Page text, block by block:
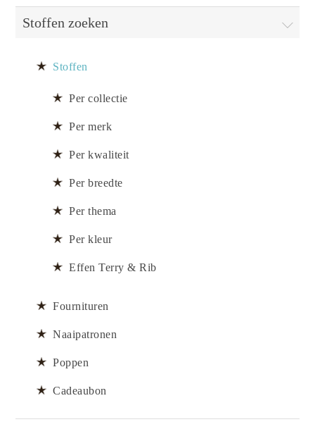
Stoffen zoeken
Stoffen
Per collectie
Per merk
Per kwaliteit
Per breedte
Per thema
Per kleur
Effen Terry & Rib
Fournituren
Naaipatronen
Poppen
Cadeaubon